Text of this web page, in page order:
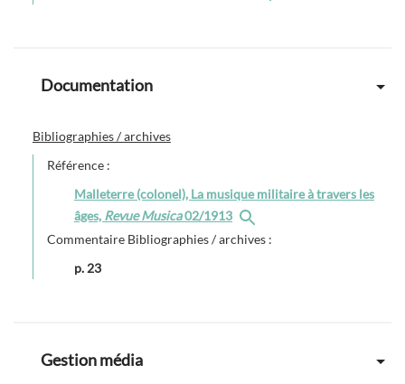
Documentation
Bibliographies / archives
Référence :
Malleterre (colonel), La musique militaire à travers les
âges, Revue Musica02/1913
Commentaire Bibliographies / archives :
p. 23
Gestion média